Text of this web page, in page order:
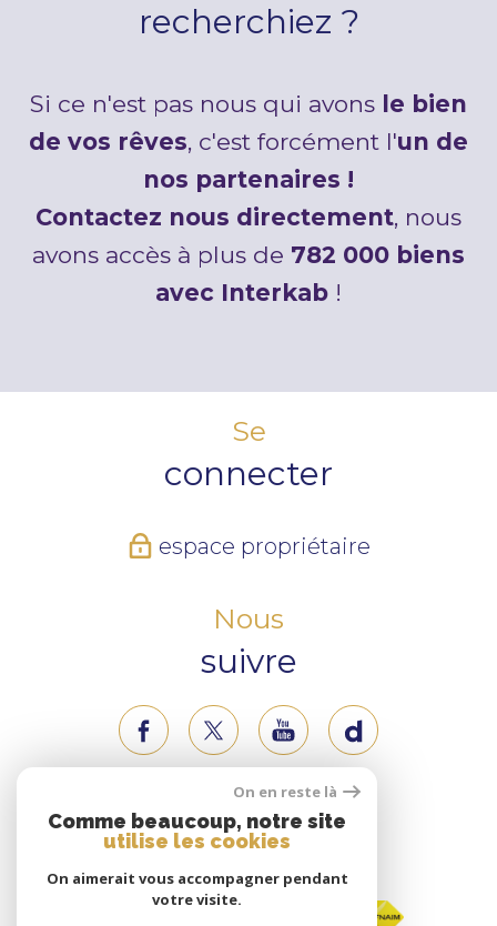
recherchiez ?
Si ce n'est pas nous qui avons le bien
de vos rêves, c'est forcément l'un de
nos partenaires !
Contactez nous directement, nous
avons accès à plus de 782 000 biens
avec Interkab !
Se
connecter
espace propriétaire
Nous
suivre
Nous
adhérons
On en reste là
Comme beaucoup, notre site
utilise les cookies
On aimerait vous accompagner pendant
votre visite.